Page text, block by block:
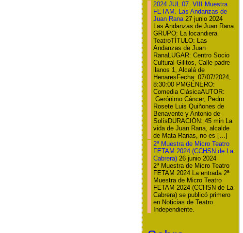
2024 JUL 07. VIII Muestra
FETAM. Las Andanzas de
Juan Rana 27 junio 2024
Las Andanzas de Juan Rana
GRUPO: La locandiera
TeatroTÍTULO: Las
Andanzas de Juan
RanaLUGAR: Centro Socio
Cultural Gilitos, Calle padre
llanos 1, Alcalá de
HenaresFecha: 07/07/2024,
8:30:00 PMGÉNERO:
Comedia ClásicaAUTOR:
Gerónimo Cáncer, Pedro
Rosete Luis Quiñones de
Benavente y Antonio de
SolísDURACIÓN: 45 min La
vida de Juan Rana, alcalde
de Mata Ranas, no es […]
2ª Muestra de Micro Teatro
FETAM 2024 (CCHSN de La
Cabrera) 26 junio 2024
2ª Muestra de Micro Teatro
FETAM 2024 La entrada 2ª
Muestra de Micro Teatro
FETAM 2024 (CCHSN de La
Cabrera) se publicó primero
en Noticias de Teatro
Independiente.